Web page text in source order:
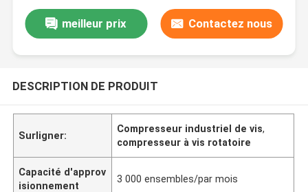
meilleur prix Contactez nous
DESCRIPTION DE PRODUIT
Surligner:
Compresseur industriel de vis,
compresseur à vis rotatoire
Capacité d'approv
isionnement
3 000 ensembles/par mois